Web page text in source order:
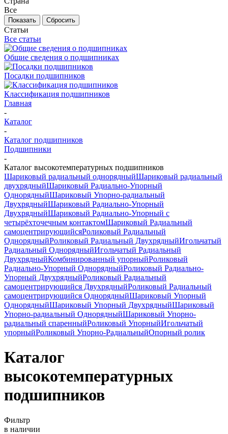
Все
Сбросить
Статьи
Все статьи
Общие сведения о подшипниках
Посадки подшипников
Классификация подшипников
Главная
-
Каталог
-
Каталог подшипников
Подшипники
-
Каталог высокотемпературных подшипников
Шариковый радиальный однорядныйШариковый радиальный
двухрядныйШариковый Радиально-Упорный
ОднорядныйШариковый Упорно-радиальный
ДвухрядныйШариковый Радиально-Упорный
ДвухрядныйШариковый Радиально-Упорный с
четырёхточечным контактомШариковый Радиальный
самоцентрирующийсяРоликовый Радиальный
ОднорядныйРоликовый Радиальный ДвухрядныйИгольчатый
Радиальный ОднорядныйИгольчатый Радиальный
ДвухрядныйКомбинированный упорныйРоликовый
Радиально-Упорный ОднорядныйРоликовый Радиально-
Упорный ДвухрядныйРоликовый Радиальный
самоцентрирующийся ДвухрядныйРоликовый Радиальный
самоцентрирующийся ОднорядныйШариковый Упорный
ОднорядныйШариковый Упорный ДвухрядныйШариковый
Упорно-радиальный ОднорядныйШариковый Упорно-
радиальный спаренныйРоликовый УпорныйИгольчатый
упорныйРоликовый Упорно-РадиальныйОпорный ролик
Каталог
высокотемпературных
подшипников
Фильтр
в наличии